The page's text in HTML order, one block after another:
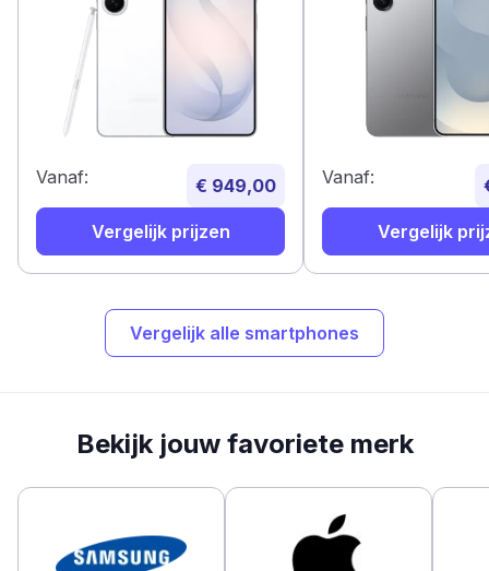
Vanaf: € 949,00
Vergelijk prijzen
Vanaf:
Vergelijk
Vergelijk alle smartphones
Bekijk jouw favoriete merk